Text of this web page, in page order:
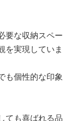
要な収納スペー
を実現していま
も個性的な印象
ても喜ばれる品